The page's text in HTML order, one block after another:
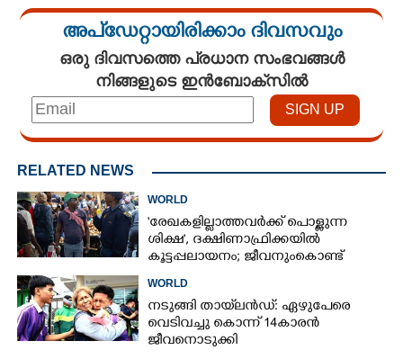
അപ്ഡേറ്റായിരിക്കാം ദിവസവും
ഒരു ദിവസത്തെ പ്രധാന സംഭവങ്ങൾ
നിങ്ങളുടെ ഇൻബോക്സിൽ
RELATED NEWS
WORLD
'രേഖകളില്ലാത്തവർക്ക് പൊള്ളുന്ന
ശിക്ഷ', ദക്ഷിണാഫ്രിക്കയിൽ
കൂട്ടപ്പലായനം; ജീവനുംകൊണ്ട്
പേർ
WORLD
നടുങ്ങി തായ്‌ലൻഡ്: ഏഴുപേരെ
വെടിവച്ചു കൊന്ന് 14കാരൻ
ജീവനൊടുക്കി